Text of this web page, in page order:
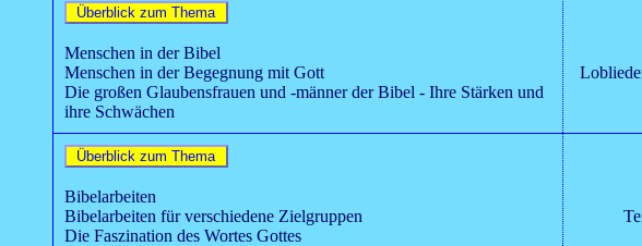
Menschen in der Bibel
Menschen in der Begegnung mit Gott
Die großen Glaubensfrauen und -männer der Bibel - Ihre Stärken und
ihre Schwächen
Bibelarbeiten
Bibelarbeiten für verschiedene Zielgruppen
Die Faszination des Wortes Gottes